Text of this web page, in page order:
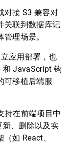
对接 S3 兼容对
关联到数据库记
理场景。
应用部署，也
和 JavaScript 钩
可移植后端服
持在前端项目中
新、删除以及实
如 React、